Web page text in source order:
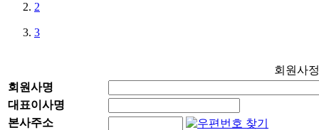
2
3
회원사
회원사명
대표이사명
본사주소